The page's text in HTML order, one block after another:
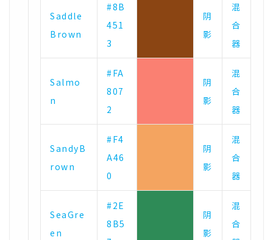
Saddle
Brown
#8B
451
3
阴
影
混
合
器
Salmo
n
#FA
807
2
阴
影
混
合
器
SandyB
rown
#F4
A46
0
阴
影
混
合
器
SeaGre
en
#2E
8B5
阴
影
混
合